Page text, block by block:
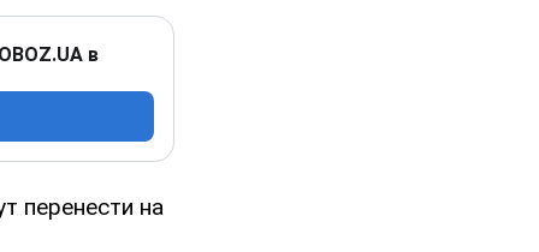
в
перенести на